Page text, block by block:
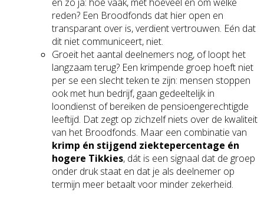
en zo ja: hoe vaak, met hoeveel en om welke
reden? Een Broodfonds dat hier open en
transparant over is, verdient vertrouwen. Eén dat
dit niet communiceert, niet.
Groeit het aantal deelnemers nog, of loopt het
langzaam terug? Een krimpende groep hoeft niet
per se een slecht teken te zijn: mensen stoppen
ook met hun bedrijf, gaan gedeeltelijk in
loondienst of bereiken de pensioengerechtigde
leeftijd. Dat zegt op zichzelf niets over de kwaliteit
van het Broodfonds. Maar een combinatie van
krimp én stijgend ziektepercentage én
hogere Tikkies, dát is een signaal dat de groep
onder druk staat en dat je als deelnemer op
termijn meer betaalt voor minder zekerheid.